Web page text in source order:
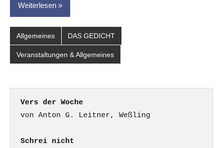
Weiterlesen
Allgemeines DAS GEDICHT
Veranstaltungen & Allgemeines
Vers der Woche
Schrei nicht